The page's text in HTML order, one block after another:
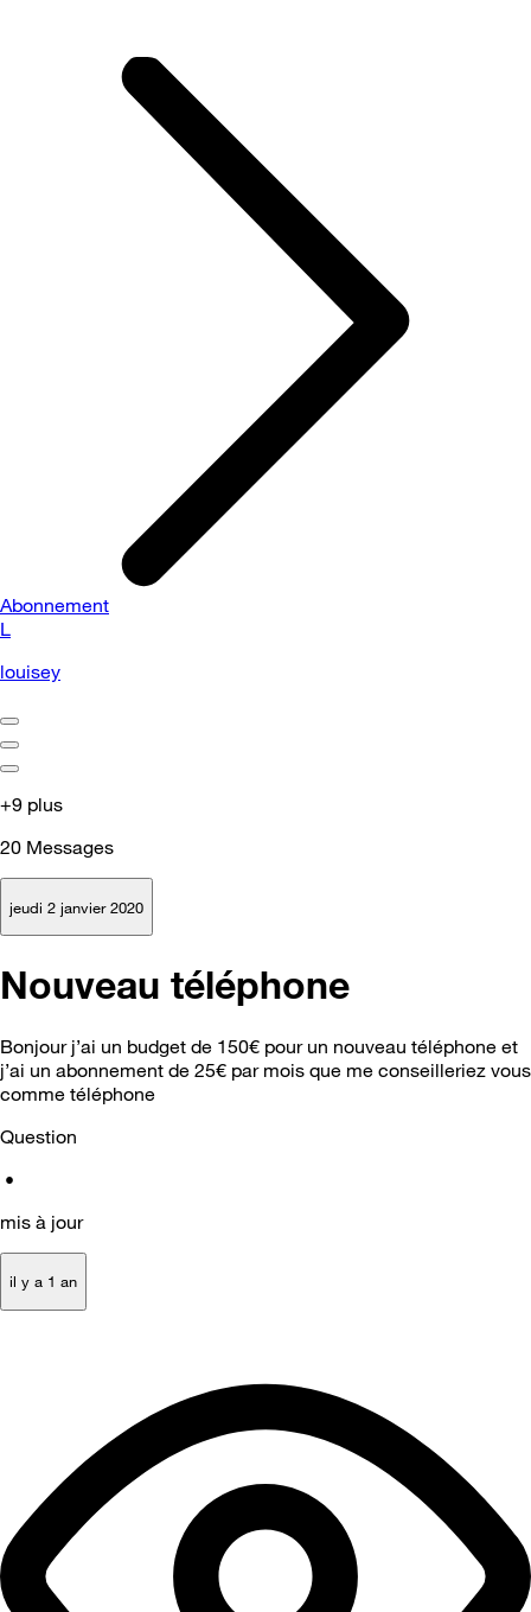
Abonnement
L
louisey
+9 plus
20 Messages
jeudi 2 janvier 2020
Nouveau téléphone
Bonjour j’ai un budget de 150€ pour un nouveau téléphone et
j’ai un abonnement de 25€ par mois que me conseilleriez vous
comme téléphone
Question
•
mis à jour
il y a 1 an